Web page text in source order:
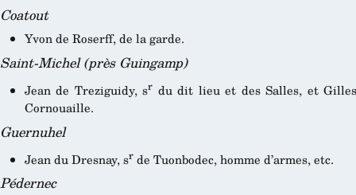
Coatout
Yvon de Roserff, de la garde.
Saint-Michel (près Guingamp)
Jean de Treziguidy, sr du dit lieu et des Salles, et
Cornouaille.
Guernuhel
Jean du Dresnay, srde Tuonbodec, homme d’armes, etc.
Pédernec